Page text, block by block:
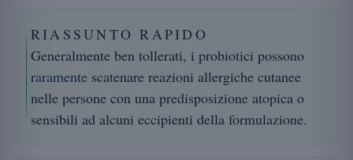
RIASSUNTO RAPIDO
Generalmente ben tollerati, i probiotici possono
raramente scatenare reazioni allergiche cutanee
nelle persone con una predisposizione atopica o
sensibili ad alcuni eccipienti della formulazione.